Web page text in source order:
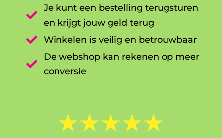

Je kunt een bestelling terugsturen
en krijgt jouw geld terug

Winkelen is veilig en betrouwbaar

De webshop kan rekenen op meer
conversie
☆☆☆☆☆